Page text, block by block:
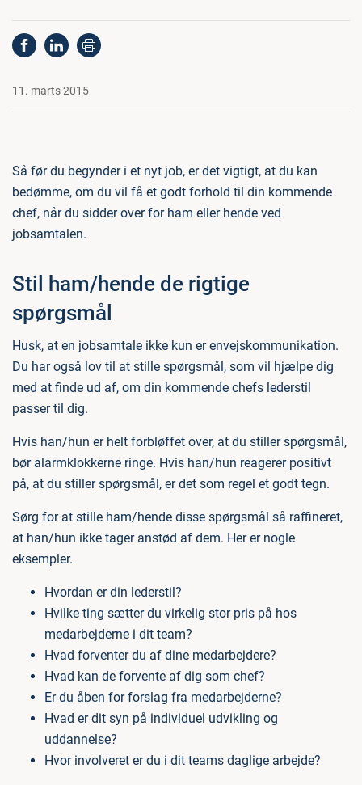
11. marts 2015
Så før du begynder i et nyt job, er det vigtigt, at du kan
bedømme, om du vil få et godt forhold til din kommende
chef, når du sidder over for ham eller hende ved
jobsamtalen.
Stil ham/hende de rigtige
spørgsmål
Husk, at en jobsamtale ikke kun er envejskommunikation.
Du har også lov til at stille spørgsmål, som vil hjælpe dig
med at finde ud af, om din kommende chefs lederstil
passer til dig.
Hvis han/hun er helt forbløffet over, at du stiller spørgsmål,
bør alarmklokkerne ringe. Hvis han/hun reagerer positivt
på, at du stiller spørgsmål, er det som regel et godt tegn.
Sørg for at stille ham/hende disse spørgsmål så raffineret,
at han/hun ikke tager anstød af dem. Her er nogle
eksempler.
Hvordan er din lederstil?
Hvilke ting sætter du virkelig stor pris på hos
medarbejderne i dit team?
Hvad forventer du af dine medarbejdere?
Hvad kan de forvente af dig som chef?
Er du åben for forslag fra medarbejderne?
Hvad er dit syn på individuel udvikling og
uddannelse?
Hvor involveret er du i dit teams daglige arbejde?